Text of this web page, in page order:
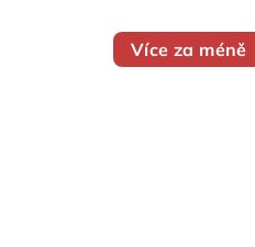
Více za méně